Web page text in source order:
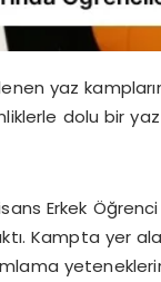
yaz
dolu bir
Erkek Öğrenci
Kampta yer